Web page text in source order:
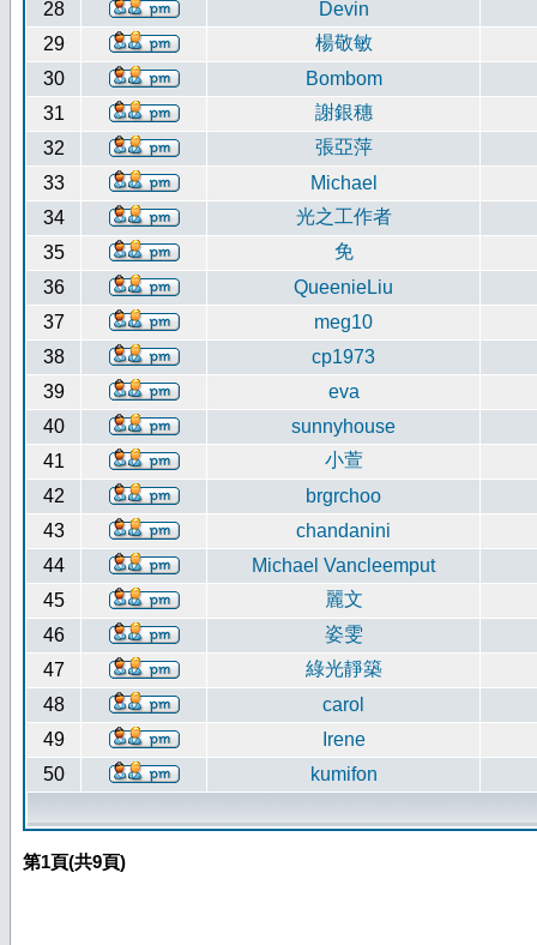
28
Devin
29
楊敬敏
30
Bombom
31
謝銀穗
32
張亞萍
33
Michael
34
光之工作者
35
免
36
QueenieLiu
37
meg10
38
cp1973
39
eva
40
sunnyhouse
41
小萱
42
brgrchoo
43
chandanini
44
Michael Vancleemput
45
麗文
46
姿雯
47
綠光靜築
48
carol
49
Irene
50
kumifon
第1頁(共9頁)